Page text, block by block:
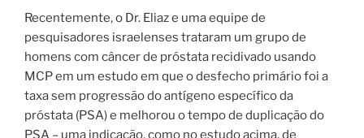
Recentemente, o Dr. Eliaz e uma equipe de
pesquisadores israelenses trataram um grupo de
homens com câncer de próstata recidivado usando
MCP em um estudo em que o desfecho primário foi a
taxa sem progressão do antígeno específico da
próstata (PSA) e melhorou o tempo de duplicação do
PSA – uma indicação, como no estudo acima, de